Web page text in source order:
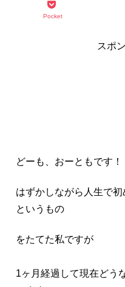
Pocket
スポ
どーも、おーともです！
はずかしながら人生で
というもの
をたてた私ですが
1ヶ月経過して現在どう